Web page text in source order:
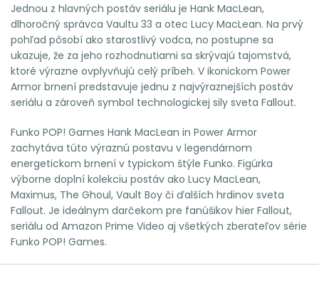
Jednou z hlavných postáv seriálu je Hank MacLean,
dlhoročný správca Vaultu 33 a otec Lucy MacLean. Na prvý
pohľad pôsobí ako starostlivý vodca, no postupne sa
ukazuje, že za jeho rozhodnutiami sa skrývajú tajomstvá,
ktoré výrazne ovplyvňujú celý príbeh. V ikonickom Power
Armor brnení predstavuje jednu z najvýraznejších postáv
seriálu a zároveň symbol technologickej sily sveta Fallout.
Funko POP! Games Hank MacLean in Power Armor
zachytáva túto výraznú postavu v legendárnom
energetickom brnení v typickom štýle Funko. Figúrka
výborne doplní kolekciu postáv ako Lucy MacLean,
Maximus, The Ghoul, Vault Boy či ďalších hrdinov sveta
Fallout. Je ideálnym darčekom pre fanúšikov hier Fallout,
seriálu od Amazon Prime Video aj všetkých zberateľov série
Funko POP! Games.